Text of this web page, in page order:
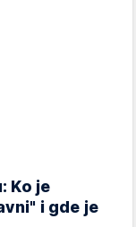
Ko je
i gde je